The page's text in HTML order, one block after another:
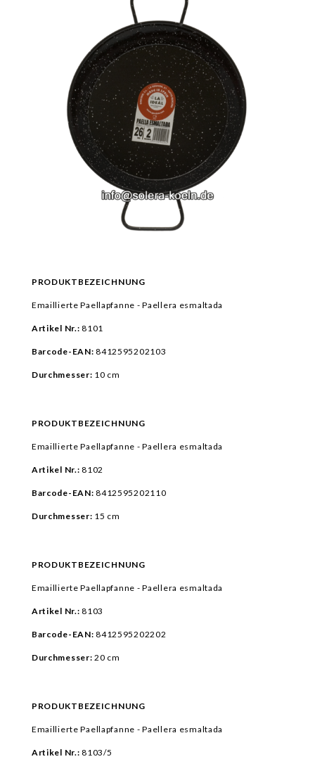
PRODUKTBEZEICHNUNG
Emaillierte Paellapfanne - Paellera esmaltada
Artikel Nr.:8101
Barcode-EAN: 8412595202103
Durchmesser: 10 cm
PRODUKTBEZEICHNUNG
Emaillierte Paellapfanne - Paellera esmaltada
Artikel Nr.:8102
Barcode-EAN: 8412595202110
Durchmesser: 15 cm
PRODUKTBEZEICHNUNG
Emaillierte Paellapfanne - Paellera esmaltada
Artikel Nr.:8103
Barcode-EAN: 8412595202202
Durchmesser: 20 cm
PRODUKTBEZEICHNUNG
Emaillierte Paellapfanne - Paellera esmaltada
Artikel Nr.:8103/5